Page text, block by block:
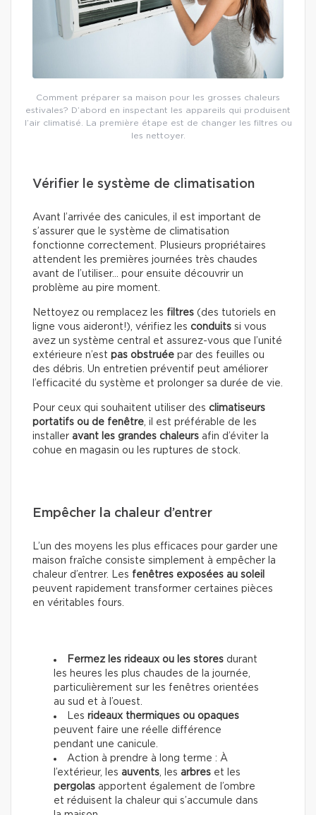
Comment préparer sa maison pour les grosses chaleurs
estivales? D’abord en inspectant les appareils qui produisent
l’air climatisé. La première étape est de changer les filtres ou
les nettoyer.
Vérifier le système de climatisation
Avant l’arrivée des canicules, il est important de
s’assurer que le système de climatisation
fonctionne correctement. Plusieurs propriétaires
attendent les premières journées très chaudes
avant de l’utiliser… pour ensuite découvrir un
problème au pire moment.
Nettoyez ou remplacez les filtres (des tutoriels en
ligne vous aideront!), vérifiez les conduits si vous
avez un système central et assurez-vous que l’unité
extérieure n’est pas obstruée par des feuilles ou
des débris. Un entretien préventif peut améliorer
l’efficacité du système et prolonger sa durée de vie.
Pour ceux qui souhaitent utiliser des climatiseurs
portatifs ou de fenêtre, il est préférable de les
installer avant les grandes chaleurs afin d’éviter la
cohue en magasin ou les ruptures de stock.
Empêcher la chaleur d’entrer
L’un des moyens les plus efficaces pour garder une
maison fraîche consiste simplement à empêcher la
chaleur d’entrer. Les fenêtres exposées au soleil
peuvent rapidement transformer certaines pièces
en véritables fours.
Fermez les rideaux ou les stores durant
les heures les plus chaudes de la journée,
particulièrement sur les fenêtres orientées
au sud et à l’ouest.
Les rideaux thermiques ou opaques
peuvent faire une réelle différence
pendant une canicule.
Action à prendre à long terme : À
l’extérieur, les auvents, les arbres et les
pergolas apportent également de l’ombre
et réduisent la chaleur qui s’accumule dans